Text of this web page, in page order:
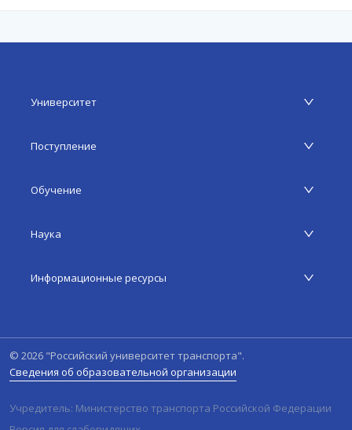
Университет
Поступление
Обучение
Наука
Информационные ресурсы
© 2026 "Российский университет транспорта".
Сведения об образовательной организации
Учредитель: Министерство транспорта Российской Федерации